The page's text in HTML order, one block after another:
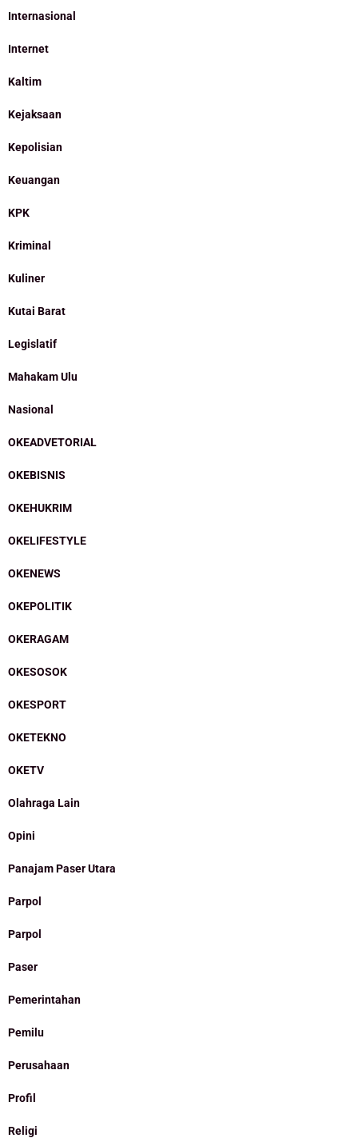
Internasional
Internet
Kaltim
Kejaksaan
Kepolisian
Keuangan
KPK
Kriminal
Kuliner
Kutai Barat
Legislatif
Mahakam Ulu
Nasional
OKEADVETORIAL
OKEBISNIS
OKEHUKRIM
OKELIFESTYLE
OKENEWS
OKEPOLITIK
OKERAGAM
OKESOSOK
OKESPORT
OKETEKNO
OKETV
Olahraga Lain
Opini
Panajam Paser Utara
Parpol
Parpol
Paser
Pemerintahan
Pemilu
Perusahaan
Profil
Religi